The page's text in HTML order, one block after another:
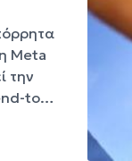
Meta
την
to…